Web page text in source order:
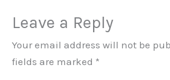
Leave a Reply
Your email address will not be
fields are marked *